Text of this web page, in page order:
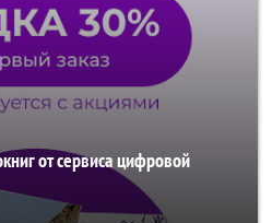
от сервиса цифровой